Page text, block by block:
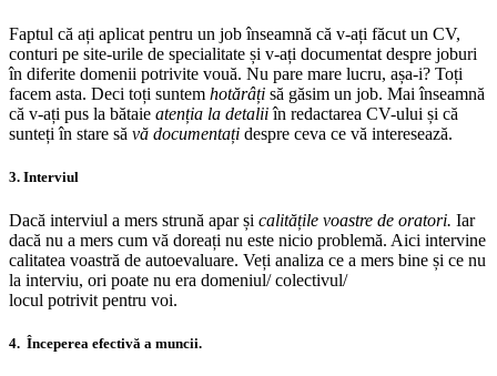
Faptul că ați aplicat pentru un job înseamnă că v-ați făcut un CV,
conturi pe site-urile de specialitate și v-ați documentat despre joburi
în diferite domenii potrivite vouă. Nu pare mare lucru, așa-i? Toți
facem asta. Deci toți suntem hotărâți să găsim un job. Mai înseamnă
că v-ați pus la bătaie atenția la detaliiîn redactarea CV-ului și că
sunteți în stare să vă documentați despre ceva ce vă interesează.
3. Interviul
Dacă interviul a mers strună apar și calitățile voastre de oratori. Iar
dacă nu a mers cum vă doreați nu este nicio problemă. Aici intervine
calitatea voastră de autoevaluare. Veți analiza ce a mers bine și ce nu
la interviu, ori poate nu era domeniul/ colectivul/
locul potrivit pentru voi.
4. Începerea efectivă a muncii.